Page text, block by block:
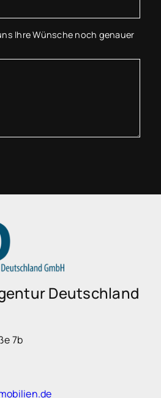
Ihre Wünsche noch genauer
Deutschland
7b